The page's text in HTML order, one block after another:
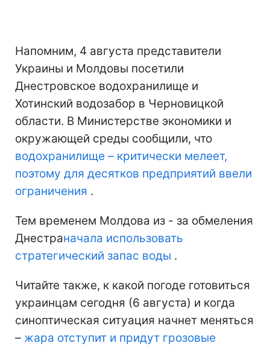
Напомним, 4 августа представители
Украины и Молдовы посетили
Днестровское водохранилище и
Хотинский водозабор в Черновицкой
области. В Министерстве экономики и
окружающей среды сообщили, что
водохранилище – критически мелеет,
поэтому для десятков предприятий ввели
ограничения .
Тем временем Молдова из - за обмеления
Днестраначала использовать
стратегический запас воды .
Читайте также, к какой погоде готовиться
украинцам сегодня (6 августа) и когда
синоптическая ситуация начнет меняться
– жара отступит и придут грозовые